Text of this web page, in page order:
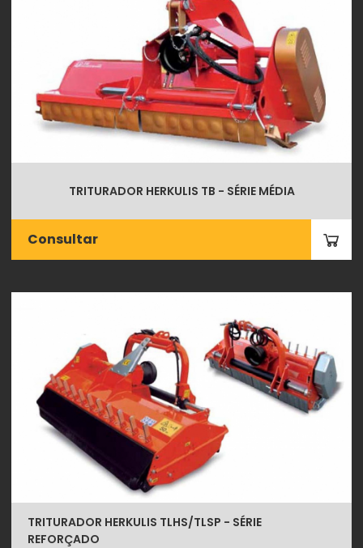
TRITURADOR HERKULIS TB - SÉRIE MÉDIA
Consultar
TRITURADOR HERKULIS TLHS/TLSP - SÉRIE
REFORÇADO